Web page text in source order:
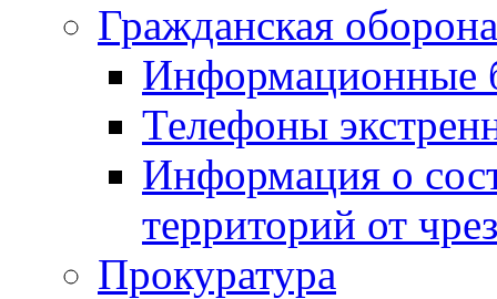
Гражданская
Информационные
Телефоны
Информация о
территорий от
Прокуратура